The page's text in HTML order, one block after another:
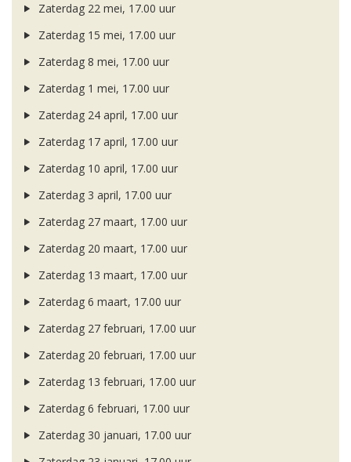
Zaterdag 22 mei, 17.00 uur
Zaterdag 15 mei, 17.00 uur
Zaterdag 8 mei, 17.00 uur
Zaterdag 1 mei, 17.00 uur
Zaterdag 24 april, 17.00 uur
Zaterdag 17 april, 17.00 uur
Zaterdag 10 april, 17.00 uur
Zaterdag 3 april, 17.00 uur
Zaterdag 27 maart, 17.00 uur
Zaterdag 20 maart, 17.00 uur
Zaterdag 13 maart, 17.00 uur
Zaterdag 6 maart, 17.00 uur
Zaterdag 27 februari, 17.00 uur
Zaterdag 20 februari, 17.00 uur
Zaterdag 13 februari, 17.00 uur
Zaterdag 6 februari, 17.00 uur
Zaterdag 30 januari, 17.00 uur